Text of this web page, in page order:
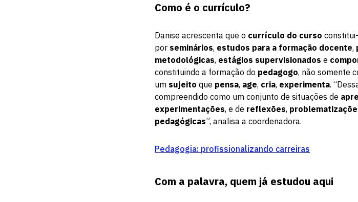
Como é o currículo?
Danise acrescenta que o currículo do curso
por seminários, estudos para a formação docente,
metodológicas, estágios supervisionados e
constituindo a formação do pedagogo, não somente
um sujeito que pensa, age, cria, experimenta.
compreendido como um conjunto de situações de
experimentações, e de reflexões,
pedagógicas”, analisa a coordenadora.
Pedagogia: profissionalizando carreiras
Com a palavra, quem já estudou aqui